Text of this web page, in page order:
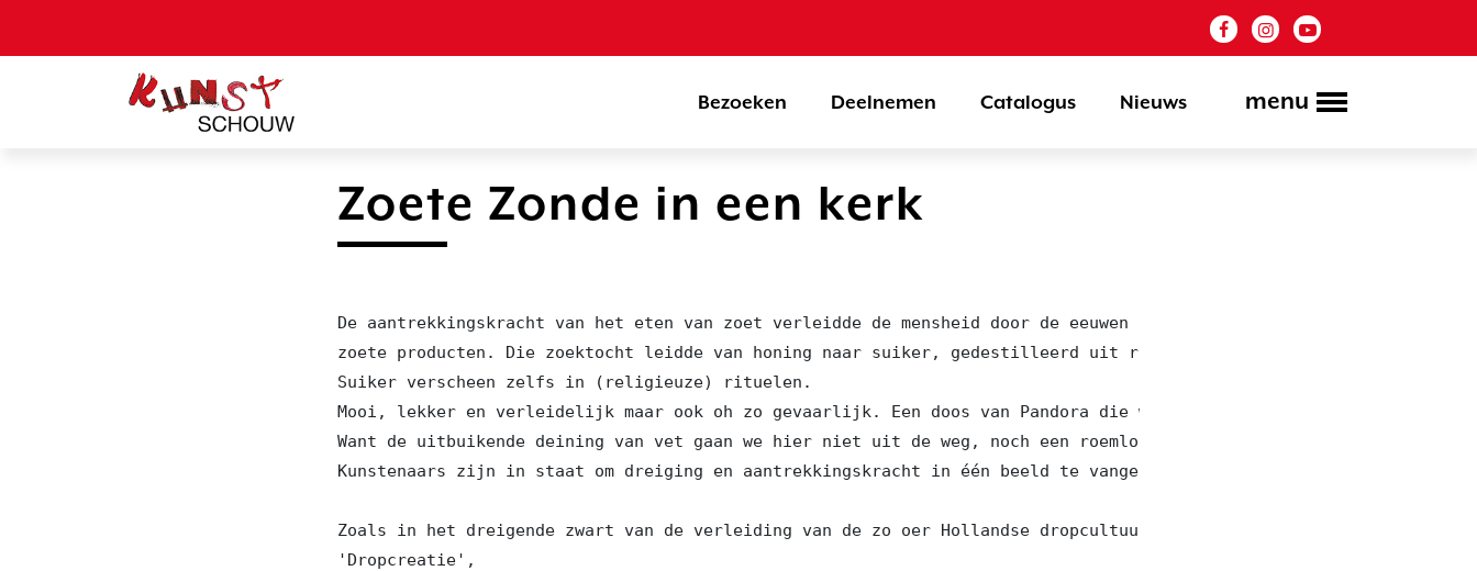
Bezoeken Deelnemen Catalogus Nieuws menu
Zoete Zonde in een kerk
De aantrekkingskracht van het eten van zoet verleidde de mensheid door de eeuwen heen tot een zoektocht naar
zoete producten. Die zoektocht leidde van honing naar suiker, gedestilleerd uit riet, palm, agave en suikerbiet.
Suiker verscheen zelfs in (religieuze) rituelen.
Mooi, lekker en verleidelijk maar ook oh zo gevaarlijk. Een doos van Pandora die wij in de kerk van Noordwelle
Want de uitbuikende deining van vet gaan we hier niet uit de weg, noch een roemloos einde, verzonken in zoet.
Kunstenaars zijn in staat om dreiging en aantrekkingskracht in één beeld te vangen.
Zoals in het dreigende zwart van de verleiding van de zo oer Hollandse dropcultuur, in een ijdel verleidende
'Dropcreatie',